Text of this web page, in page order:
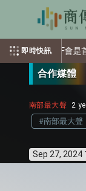
即時快訊
檔ETF會是首選
合作媒體
南部最大聲 2
#南部最大聲
Sep 27, 2024